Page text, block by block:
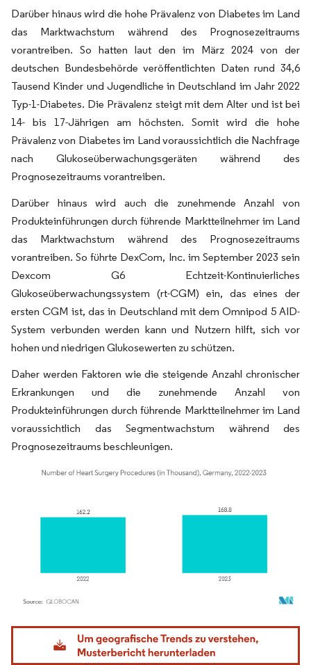
Darüber hinaus wird die hohe Prävalenz von Diabetes im Land
das Marktwachstum während des Prognosezeitraums
vorantreiben. So hatten laut den im März 2024 von der
deutschen Bundesbehörde veröffentlichten Daten rund 34,6
Tausend Kinder und Jugendliche in Deutschland im Jahr 2022
Typ-1-Diabetes. Die Prävalenz steigt mit dem Alter und ist bei
14- bis 17-Jährigen am höchsten. Somit wird die hohe
Prävalenz von Diabetes im Land voraussichtlich die Nachfrage
nach Glukoseüberwachungsgeräten während des
Prognosezeitraums vorantreiben.
Darüber hinaus wird auch die zunehmende Anzahl von
Produkteinführungen durch führende Marktteilnehmer im Land
das Marktwachstum während des Prognosezeitraums
vorantreiben. So führte DexCom, Inc. im September 2023 sein
Dexcom G6 Echtzeit-Kontinuierliches
Glukoseüberwachungssystem (rt-CGM) ein, das eines der
ersten CGM ist, das in Deutschland mit dem Omnipod 5 AID-
System verbunden werden kann und Nutzern hilft, sich vor
hohen und niedrigen Glukosewerten zu schützen.
Daher werden Faktoren wie die steigende Anzahl chronischer
Erkrankungen und die zunehmende Anzahl von
Produkteinführungen durch führende Marktteilnehmer im Land
voraussichtlich das Segmentwachstum während des
Prognosezeitraums beschleunigen.
Bild © Mordor Intelligence. Wiederverwendung erfordert Namensnennung gemäß